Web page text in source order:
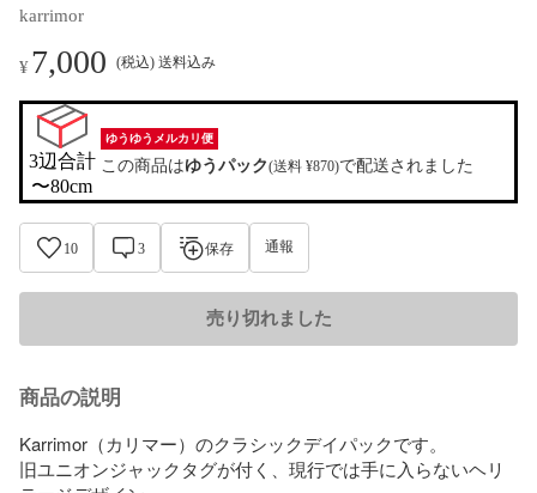
karrimor
¥7,000 (税込) 送料込み
3辺合計
〜80cm
ゆうゆうメルカリ便
この商品はゆうパック(送料 ¥870)で配送されました
10 3 保存 通報
売り切れました
商品の説明
Karrimor（カリマー）のクラシックデイパックです。
旧ユニオンジャックタグが付く、現行では手に入らないヘリ